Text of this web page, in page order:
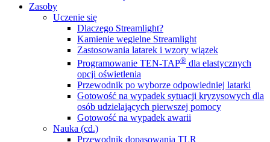
Zasoby
Uczenie się
Dlaczego Streamlight?
Kamienie węgielne Streamlight
Zastosowania latarek i wzory wiązek
Programowanie TEN-TAP® dla elastycznych
opcji oświetlenia
Przewodnik po wyborze odpowiedniej latarki
Gotowość na wypadek sytuacji kryzysowych dla
osób udzielających pierwszej pomocy
Gotowość na wypadek awarii
Nauka (cd.)
Przewodnik dopasowania TLR